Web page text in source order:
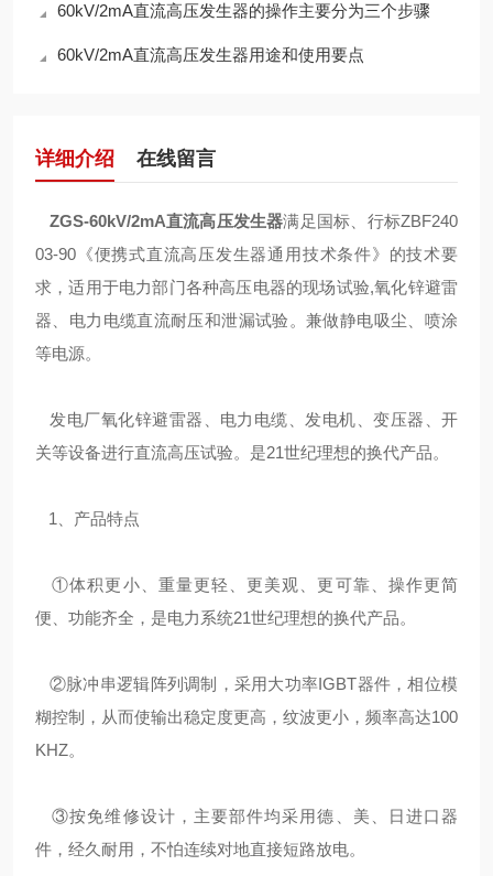
60kV/2mA直流高压发生器的操作主要分为三个步骤
60kV/2mA直流高压发生器用途和使用要点
详细介绍 在线留言
ZGS-60kV/2mA直流高压发生器满足国标、行标ZBF240
03-90《便携式直流高压发生器通用技术条件》的技术要
求，适用于电力部门各种高压电器的现场试验,氧化锌避雷
器、电力电缆直流耐压和泄漏试验。兼做静电吸尘、喷涂
等电源。
发电厂氧化锌避雷器、电力电缆、发电机、变压器、开
关等设备进行直流高压试验。是21世纪理想的换代产品。
1、产品特点
①体积更小、重量更轻、更美观、更可靠、操作更简
便、功能齐全，是电力系统21世纪理想的换代产品。
②脉冲串逻辑阵列调制，采用大功率IGBT器件，相位模
糊控制，从而使输出稳定度更高，纹波更小，频率高达100
KHZ。
③按免维修设计，主要部件均采用德、美、日进口器
件，经久耐用，不怕连续对地直接短路放电。